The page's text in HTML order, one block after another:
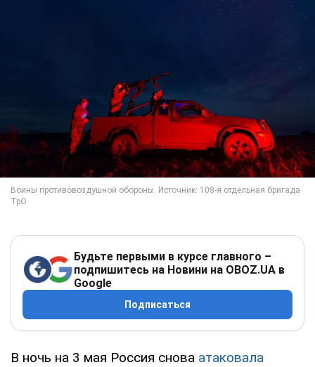
Будьте первыми в курсе главного –
подпишитесь на Новини на OBOZ.UA в
Google
Подписаться
В ночь на 3 мая Россия снова атаковала